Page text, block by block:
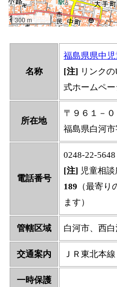
名称
福島県県中
[注] リンク
式ホームペー
所在地
〒９６１－０
福島県白河
電話番号
0248-22-5648
[注] 児童相
189 （最寄
ます）
管轄区域 白河市、西
交通案内 ＪＲ東北本
一時保護